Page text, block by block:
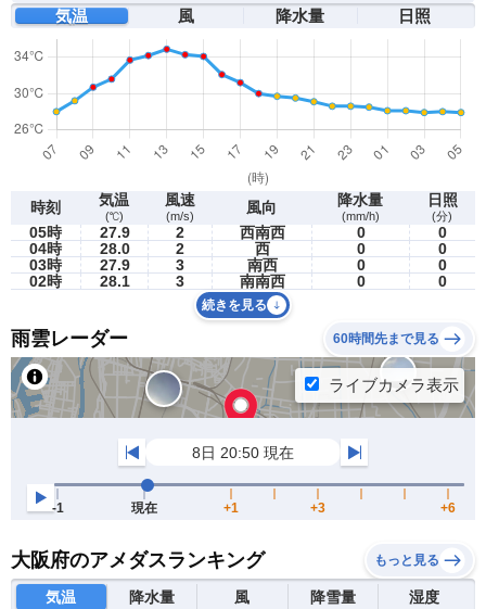
気温 風 降水量 日照
時刻 気温
(℃)
風速
(m/s) 風向 降水量
(mm/h)
日照
(分)
05時 27.9 2 西南西 0
0
04時
28.0 2 西 0
0
03時
27.9 3 南西 0
0
02時
28.1 3 南南西 0 0
続きを見る
雨雲レーダー 60時間先まで見る
大阪府のアメダスランキング もっと見る
気温 降水量 風 降雪量 湿度